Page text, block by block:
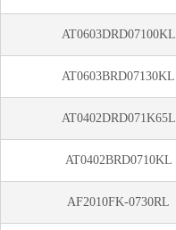
AT0603DRD07100KL
AT0603BRD07130KL
AT0402DRD071K65L
AT0402BRD0710KL
AF2010FK-0730RL